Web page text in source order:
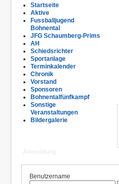
Startseite
Aktive
Fussballjugend
Bohnental
JFG Schaumberg-Prims
AH
Schiedsrichter
Sportanlage
Terminkalender
Chronik
Vorstand
Sponsoren
Bohnentalfünfkampf
Sonstige
Veranstaltungen
Bildergalerie
Benutzername